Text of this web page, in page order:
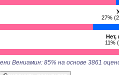
27%
Нет,
11%
Вениамин: 85% на основе 3861